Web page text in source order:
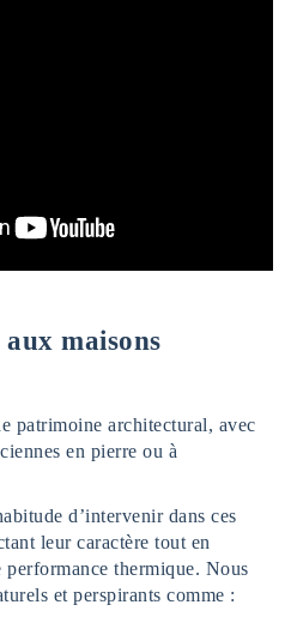
maisons
patrimoine architectural, avec
en pierre ou à
d’intervenir dans ces
leur caractère tout en
performance thermique. Nous
et perspirants comme :